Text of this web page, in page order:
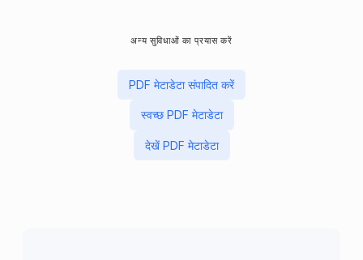
अन्य सुविधाओं का प्रयास करें
PDF मेटाडेटा संपादित करें
स्वच्छ PDF मेटाडेटा
देखें PDF मेटाडेटा